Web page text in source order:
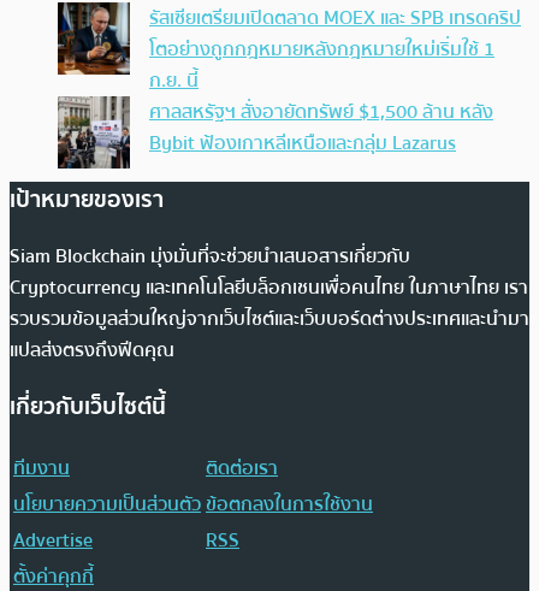
รัสเซียเตรียมเปิดตลาด MOEX และ SPB เทรดคริป
โตอย่างถูกกฎหมายหลังกฎหมายใหม่เริ่มใช้ 1
ก.ย. นี้
ศาลสหรัฐฯ สั่งอายัดทรัพย์ $1,500 ล้าน หลัง
Bybit ฟ้องเกาหลีเหนือและกลุ่ม Lazarus
เป้าหมายของเรา
Siam Blockchain มุ่งมั่นที่จะช่วยนำเสนอสารเกี่ยวกับ
Cryptocurrency และเทคโนโลยีบล็อกเชนเพื่อคนไทย ในภาษาไทย เรา
รวบรวมข้อมูลส่วนใหญ่จากเว็บไซต์และเว็บบอร์ดต่างประเทศและนำมา
แปลส่งตรงถึงฟีดคุณ
เกี่ยวกับเว็บไซต์นี้
ทีมงาน
ติดต่อเรา
นโยบายความเป็นส่วนตัวข้อตกลงในการใช้งาน
Advertise
RSS
ตั้งค่าคุกกี้